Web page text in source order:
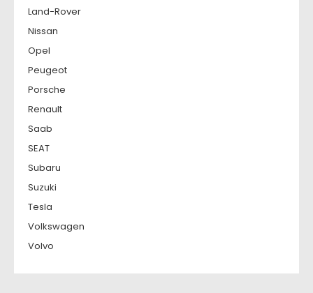
Land-Rover
Nissan
Opel
Peugeot
Porsche
Renault
Saab
SEAT
Subaru
Suzuki
Tesla
Volkswagen
Volvo